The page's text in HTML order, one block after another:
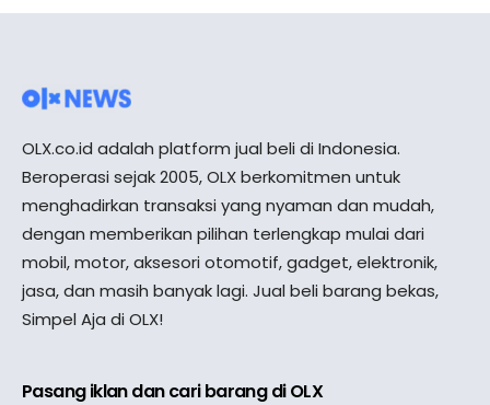
OLX.co.id adalah platform jual beli di Indonesia.
Beroperasi sejak 2005, OLX berkomitmen untuk
menghadirkan transaksi yang nyaman dan mudah,
dengan memberikan pilihan terlengkap mulai dari
mobil, motor, aksesori otomotif, gadget, elektronik,
jasa, dan masih banyak lagi. Jual beli barang bekas,
Simpel Aja di OLX!
Pasang iklan dan cari barang di OLX